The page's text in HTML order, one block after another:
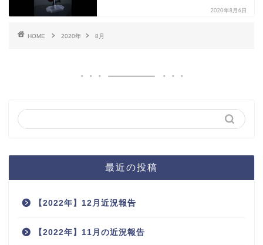
2020年8月6日
HOME 2020年 8月
最近の投稿
【2022年】12月近況報告
【2022年】11月の近況報告